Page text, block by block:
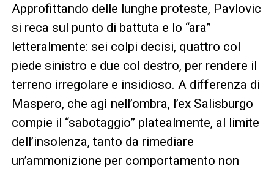
Approfittando delle lunghe proteste, Pavlovic
si reca sul punto di battuta e lo “ara”
letteralmente: sei colpi decisi, quattro col
piede sinistro e due col destro, per rendere il
terreno irregolare e insidioso. A differenza di
Maspero, che agì nell’ombra, l’ex Salisburgo
compie il “sabotaggio” platealmente, al limite
dell’insolenza, tanto da rimediare
un’ammonizione per comportamento non